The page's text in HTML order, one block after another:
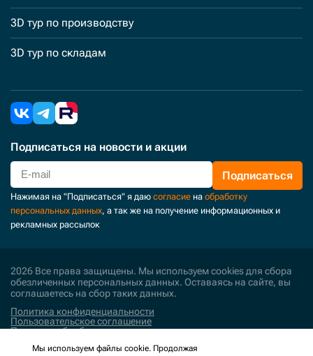
3D тур по производству
3D тур по складам
Подписаться на новости и акции
Подписаться
Нажимая на "Подписаться" я даю согласие на обработку
персональных данных, а так же на получение информационных и
рекламных рассылок
2026 Все права защищены. Мы используем cookies для сбора
обезличенных персональных данных. Оставаясь на сайте, вы
соглашаетесь на сбор таких данных.
Политика конфиденциальности
Пользовательское соглашение
Политика обработки персональных данных
Мы используем файлы cookie. Продолжая